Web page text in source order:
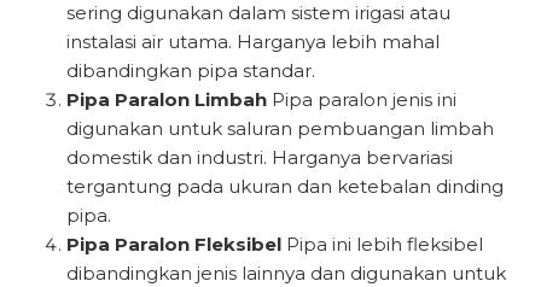
sering digunakan dalam sistem irigasi atau
instalasi air utama. Harganya lebih mahal
dibandingkan pipa standar.
Pipa Paralon Limbah Pipa paralon jenis ini
digunakan untuk saluran pembuangan limbah
domestik dan industri. Harganya bervariasi
tergantung pada ukuran dan ketebalan dinding
pipa.
Pipa Paralon Fleksibel Pipa ini lebih fleksibel
dibandingkan jenis lainnya dan digunakan untuk